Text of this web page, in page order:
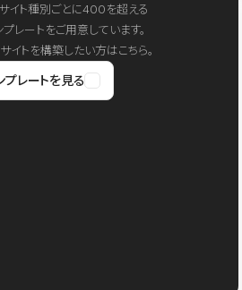
イト種別ごとに400を超える
レートをご用意しています。
トを構築したい方はこちら。
プレートを見る